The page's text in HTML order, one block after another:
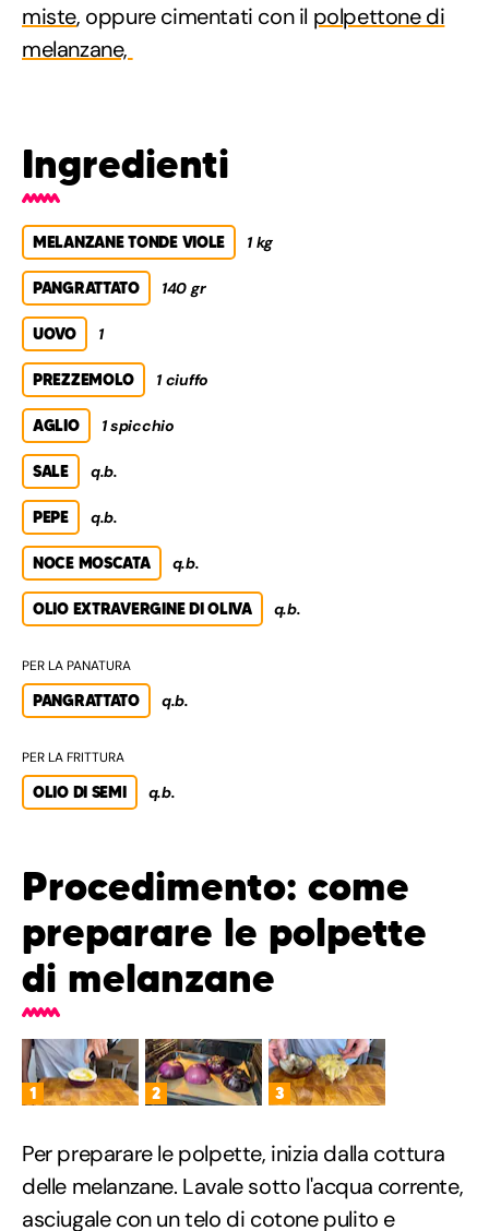
miste, oppure cimentati con il polpettone di
melanzane,
Ingredienti
MELANZANE TONDE VIOLE 1 kg
PANGRATTATO 140 gr
UOVO 1
PREZZEMOLO 1 ciuffo
AGLIO 1 spicchio
SALE q.b.
PEPE q.b.
NOCE MOSCATA q.b.
OLIO EXTRAVERGINE DI OLIVA q.b.
PER LA PANATURA
PANGRATTATO q.b.
PER LA FRITTURA
OLIO DI SEMI q.b.
Procedimento: come
preparare le polpette
di melanzane
1 2 3
Per preparare le polpette, inizia dalla cottura
delle melanzane. Lavale sotto l'acqua corrente,
asciugale con un telo di cotone pulito e